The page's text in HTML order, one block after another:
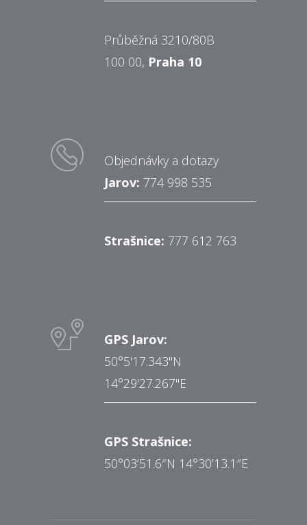
Průběžná 3210/80B
100 00, Praha 10
Objednávky a dotazy
Jarov: 774 998 535
Strašnice: 777 612 763
GPS Jarov:
50°5'17.343"N
14°29'27.267"E
GPS Strašnice:
50°03’51.6″N 14°30’13.1″E